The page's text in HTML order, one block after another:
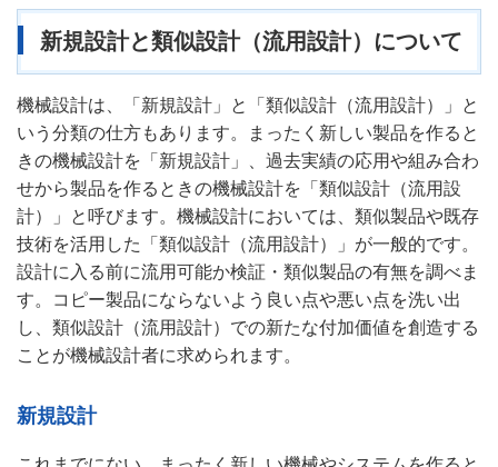
新規設計と類似設計（流用設計）について
機械設計は、「新規設計」と「類似設計（流用設計）」と
いう分類の仕方もあります。まったく新しい製品を作ると
きの機械設計を「新規設計」、過去実績の応用や組み合わ
せから製品を作るときの機械設計を「類似設計（流用設
計）」と呼びます。機械設計においては、類似製品や既存
技術を活用した「類似設計（流用設計）」が一般的です。
設計に入る前に流用可能か検証・類似製品の有無を調べま
す。コピー製品にならないよう良い点や悪い点を洗い出
し、類似設計（流用設計）での新たな付加価値を創造する
ことが機械設計者に求められます。
新規設計